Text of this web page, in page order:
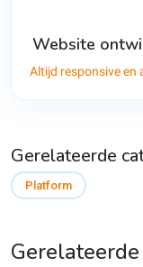
Website
Altijd responsive en
Gerelateerde
Platform